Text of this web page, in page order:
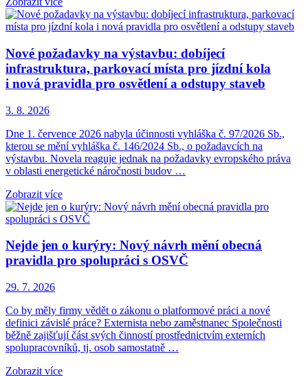
Nové požadavky na výstavbu: dobíjecí
infrastruktura, parkovací místa pro jízdní kola
i nová pravidla pro osvětlení a odstupy staveb
3. 8. 2026
Dne 1. července 2026 nabyla účinnosti vyhláška č. 97/2026 Sb.,
kterou se mění vyhláška č. 146/2024 Sb., o požadavcích na
výstavbu. Novela reaguje jednak na požadavky evropského práva
v oblasti energetické náročnosti budov …
Zobrazit více
Nejde jen o kurýry: Nový návrh mění obecná
pravidla pro spolupráci s OSVČ
29. 7. 2026
Co by měly firmy vědět o zákonu o platformové práci a nové
definici závislé práce? Externista nebo zaměstnanec Společnosti
běžně zajišťují část svých činností prostřednictvím externích
spolupracovníků, tj. osob samostatně …
Zobrazit více